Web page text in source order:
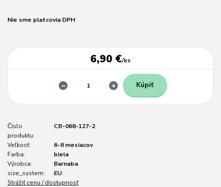
Nie sme platcovia DPH
6,90 €/ks
Kúpiť
Číslo
produktu:
CB-068-127-2
Veľkosť:
6-8 mesiacov
Farba:
biela
Výrobca:
Barnaba
size_system:
EU
Strážiť cenu / dostupnosť